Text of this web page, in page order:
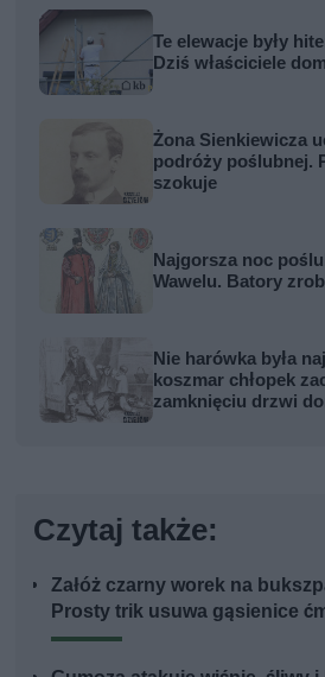
Te elewacje były
Dziś właściciele
Żona Sienkiewicza
podróży poślubnej.
szokuje
Najgorsza noc
Wawelu. Batory
Nie harówka była
koszmar chłopek
zamknięciu drzwi
Czytaj także:
Załóż czarny worek na
Prosty trik usuwa gąsienice